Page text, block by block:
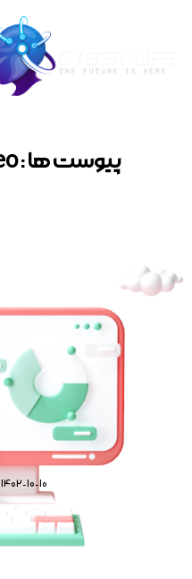
پیوست ها : computerseo
1402-10-10